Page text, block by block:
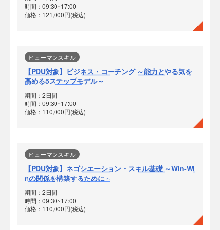
時間：09:30~17:00
価格：121,000円(税込)
ヒューマンスキル
【PDU対象】ビジネス・コーチング ～能力とやる気を
高める5ステップモデル～
期間：2日間
時間：09:30~17:00
価格：110,000円(税込)
ヒューマンスキル
【PDU対象】ネゴシエーション・スキル基礎 ～Win-Wi
nの関係を構築するために～
期間：2日間
時間：09:30~17:00
価格：110,000円(税込)